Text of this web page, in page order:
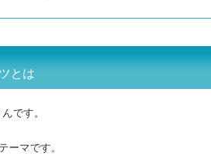
とは
です。
ーマです。